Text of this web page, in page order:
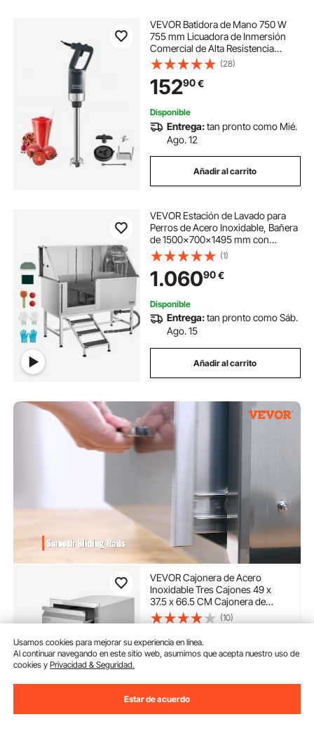
VEVOR Batidora de Mano 750 W
755 mm Licuadora de Inmersión
Comercial de Alta Resistencia
Velocidad Variable Hoja de Acero
Inoxidable Batidora Portátil Versátil
para Sopa Batido Puré Comida para
Bebés
(28)
15290€
Disponible
Entrega:tan pronto como Mié.
Ago. 12
Añadir al carrito
VEVOR Estación de Lavado para
Perros de Acero Inoxidable, Bañera
de 1500x700x1495 mm con
Escalera, Filtro de Agua de
Polietileno, Grifo, Ducha y Jabonera
para Varias Mascotas, Puerta
Izquierda
(1)
1.06090€
Disponible
Entrega:tan pronto como Sáb.
Ago. 15
Añadir al carrito
VEVOR Cajonera de Acero
Inoxidable Tres Cajones 49 x
37.5 x 66.5 CM Cajonera de
Cocina Cajón para Barbacoa
Cajonera para Cocina Armario
de Cajones Cajón Barbacoa
(10)
155 90
Entrega:tan pronto como
Mié. Ago. 12
Usamos cookies para mejorar su experiencia en línea.
Al continuar navegando en este sitio web, asumimos que acepta nuestro uso de
cookies yPrivacidad & Seguridad.
Estar de acuerdo